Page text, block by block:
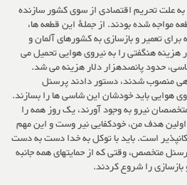
ترابری «سی-۱۳۰» به علت تحریم اقتصادی از سوی کشور سازنده
مواجه شده بودند. از جملهٔ این قطعه ها،
تعمیر و بازسازی به کشورهای آلمان و
هزینه هنگفتی را به نیروی هوایی تحمیل می
حدود پانصدهزار دلار هزینه می شد.
منصوب شدند، دستور دادند پرسنل
باید خودشان این شاسی ها را بسازند.
نیرو به وجود آورند، یک روز همه را
هدف من، خودکفایی نیر وست و این مهم
است. باید با توکل به خدا دست به دست
متخصص، وقتی که از حمایتهای همه جانبه
را شروع کردند.